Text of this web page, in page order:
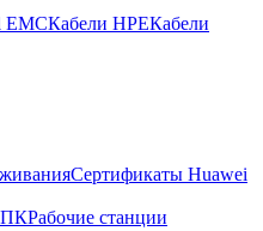
EMCКабели HPEКабели
Сертификаты Huawei
ПКРабочие станции